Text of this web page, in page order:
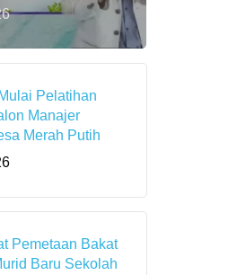
Pelatihan
Manajer
Merah Putih
Pemetaan Bakat
Baru Sekolah